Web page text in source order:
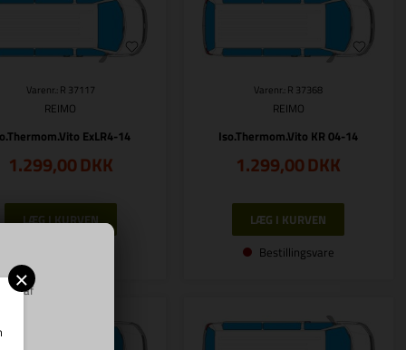
af
Varenr.: R 37117
REIMO
ExLR4-14
1.299,00DKK
Varenr.: R 37368
REIMO
Iso.Thermom.Vito KR 04-14
1.299,00DKK
Bestillingsvare
×